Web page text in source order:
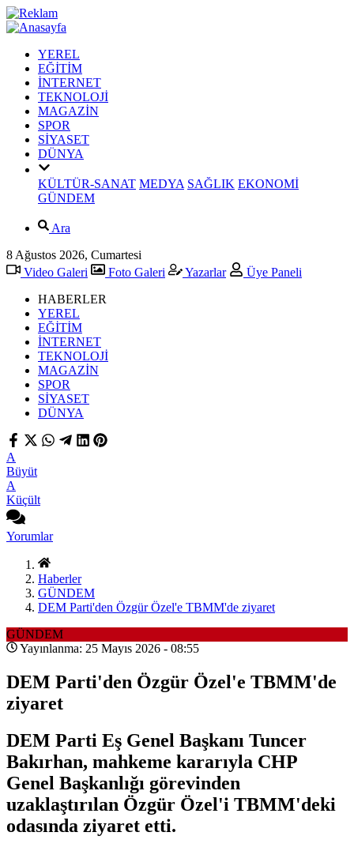
YEREL
EĞİTİM
İNTERNET
TEKNOLOJİ
MAGAZİN
SPOR
SİYASET
DÜNYA
KÜLTÜR-SANAT MEDYA SAĞLIK EKONOMİ
GÜNDEM
Ara
8 Ağustos 2026, Cumartesi
Video Galeri
Foto Galeri Yazarlar
Üye Paneli
HABERLER
YEREL
EĞİTİM
İNTERNET
TEKNOLOJİ
MAGAZİN
SPOR
SİYASET
DÜNYA
A
Büyüt
A
Küçült
Yorumlar
Haberler
GÜNDEM
DEM Parti'den Özgür Özel'e TBMM'de ziyaret
GÜNDEM
Yayınlanma: 25 Mayıs 2026 - 08:55
DEM Parti'den Özgür Özel'e TBMM'de
ziyaret
DEM Parti Eş Genel Başkanı Tuncer
Bakırhan, mahkeme kararıyla CHP
Genel Başkanlığı görevinden
uzaklaştırılan Özgür Özel'i TBMM'deki
odasında ziyaret etti.